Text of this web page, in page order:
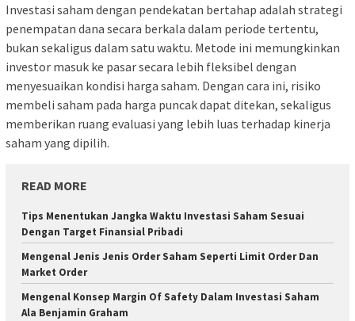
Investasi saham dengan pendekatan bertahap adalah strategi
penempatan dana secara berkala dalam periode tertentu,
bukan sekaligus dalam satu waktu. Metode ini memungkinkan
investor masuk ke pasar secara lebih fleksibel dengan
menyesuaikan kondisi harga saham. Dengan cara ini, risiko
membeli saham pada harga puncak dapat ditekan, sekaligus
memberikan ruang evaluasi yang lebih luas terhadap kinerja
saham yang dipilih.
READ MORE
Tips Menentukan Jangka Waktu Investasi Saham Sesuai
Dengan Target Finansial Pribadi
Mengenal Jenis Jenis Order Saham Seperti Limit Order Dan
Market Order
Mengenal Konsep Margin Of Safety Dalam Investasi Saham
Ala Benjamin Graham